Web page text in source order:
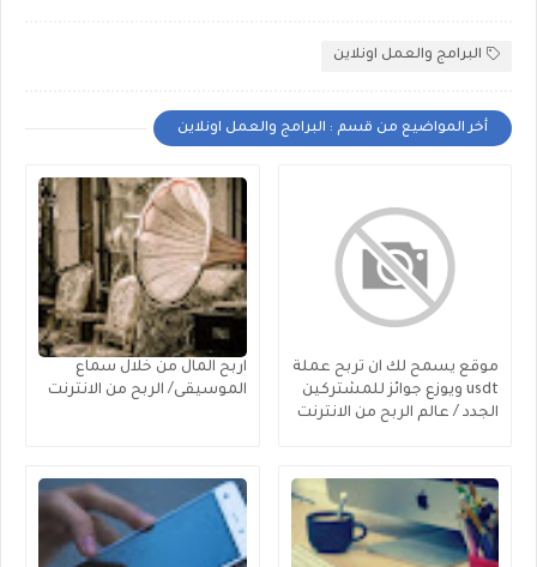
البرامج والعمل اونلاين
أخر المواضيع من قسم : البرامج والعمل اونلاين
موقع يسمح لك ان تربح عملة
usdt ويوزع جوائز للمشتركين
الجدد / عالم الربح من الانترنت
اربح المال من خلال سماع
الموسيقى/ الربح من الانترنت